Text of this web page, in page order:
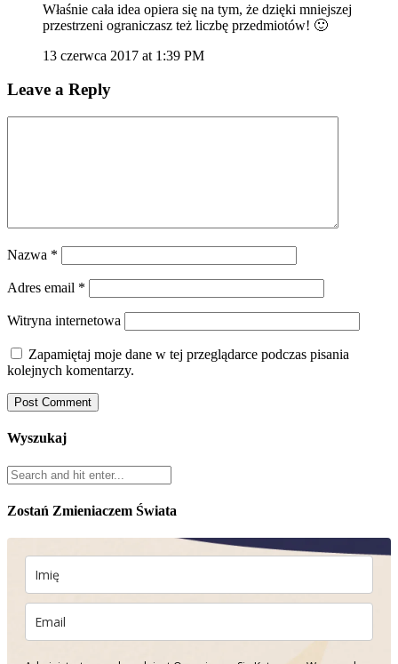
Właśnie cała idea opiera się na tym, że dzięki mniejszej
przestrzeni ograniczasz też liczbę przedmiotów! 🙂
13 czerwca 2017 at 1:39 PM
Leave a Reply
Nazwa *
Adres email *
Witryna internetowa
Zapamiętaj moje dane w tej przeglądarce podczas pisania
kolejnych komentarzy.
Wyszukaj
Zostań Zmieniaczem Świata